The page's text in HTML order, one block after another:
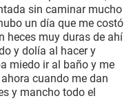
sin caminar mucho
un día que me costó
heces muy duras de ahí
y dolía al hacer y
miedo ir al baño y me
cuando me dan
y mancho todo el